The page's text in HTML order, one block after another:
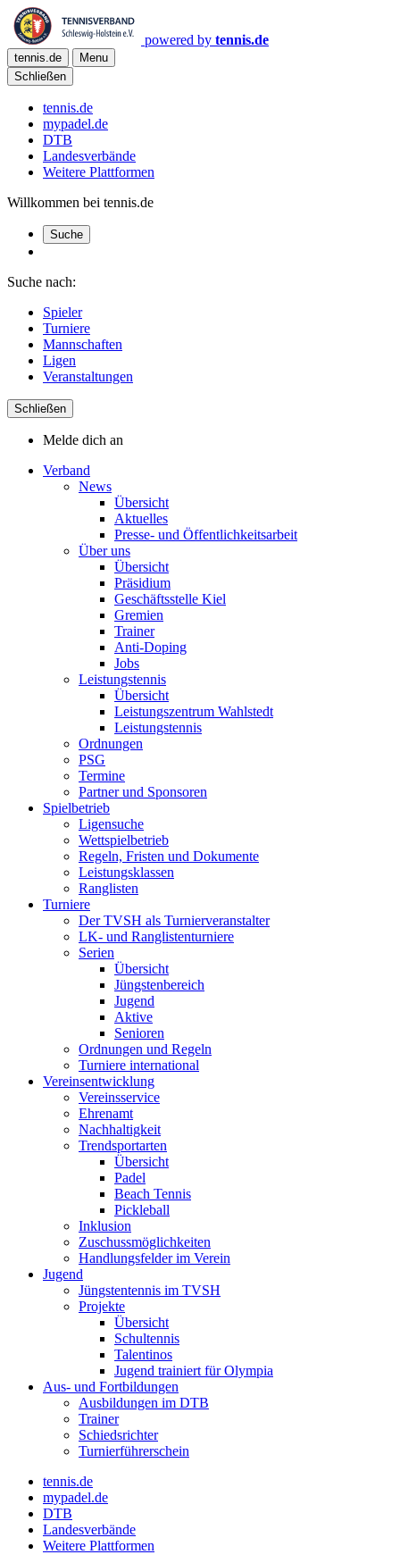
powered by tennis.de
tennis.de
Menu
Schließen
tennis.de
mypadel.de
DTB
Landesverbände
Weitere Plattformen
Willkommen bei tennis.de
Suche
Suche nach:
Spieler
Turniere
Mannschaften
Ligen
Veranstaltungen
Schließen
Melde dich an
Verband
News
Übersicht
Aktuelles
Presse- und Öffentlichkeitsarbeit
Über uns
Übersicht
Präsidium
Geschäftsstelle Kiel
Gremien
Trainer
Anti-Doping
Jobs
Leistungstennis
Übersicht
Leistungszentrum Wahlstedt
Leistungstennis
Ordnungen
PSG
Termine
Partner und Sponsoren
Spielbetrieb
Ligensuche
Wettspielbetrieb
Regeln, Fristen und Dokumente
Leistungsklassen
Ranglisten
Turniere
Der TVSH als Turnierveranstalter
LK- und Ranglistenturniere
Serien
Übersicht
Jüngstenbereich
Jugend
Aktive
Senioren
Ordnungen und Regeln
Turniere international
Vereinsentwicklung
Vereinsservice
Ehrenamt
Nachhaltigkeit
Trendsportarten
Übersicht
Padel
Beach Tennis
Pickleball
Inklusion
Zuschussmöglichkeiten
Handlungsfelder im Verein
Jugend
Jüngstentennis im TVSH
Projekte
Übersicht
Schultennis
Talentinos
Jugend trainiert für Olympia
Aus- und Fortbildungen
Ausbildungen im DTB
Trainer
Schiedsrichter
Turnierführerschein
tennis.de
mypadel.de
DTB
Landesverbände
Weitere Plattformen